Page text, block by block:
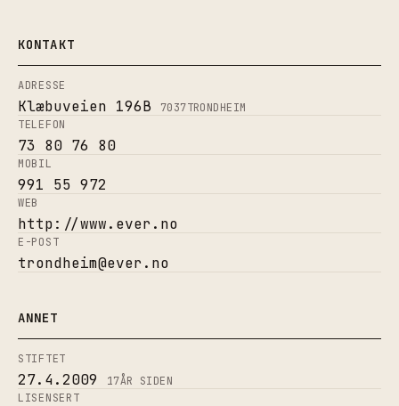
KONTAKT
ADRESSE
Klæbuveien 196B 7037TRONDHEIM
TELEFON
73 80 76 80
MOBIL
991 55 972
WEB
http://www.ever.no
E-POST
trondheim@ever.no
ANNET
STIFTET
27.4.2009 17ÅR SIDEN
LISENSERT